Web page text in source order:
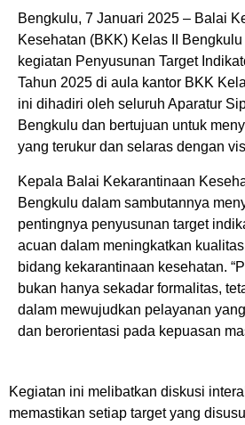
Bengkulu, 7 Januari 2025 – Balai
Kesehatan (BKK) Kelas II
kegiatan Penyusunan Target
Tahun 2025 di aula kantor BKK
ini dihadiri oleh seluruh Aparatur
Bengkulu dan bertujuan untuk
yang terukur dan selaras dengan
Kepala Balai Kekarantinaan
Bengkulu dalam sambutannya
pentingnya penyusunan target
acuan dalam meningkatkan
bidang kekarantinaan kesehatan.
bukan hanya sekadar formalitas,
dalam mewujudkan pelayanan
dan berorientasi pada kepuasan
Kegiatan ini melibatkan diskusi
memastikan setiap target yang